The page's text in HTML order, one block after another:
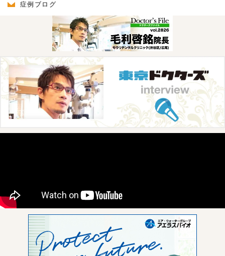
症例ブログ